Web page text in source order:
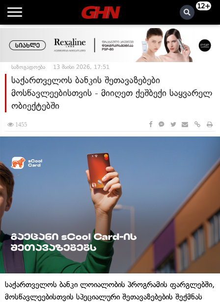
12+
საზოგადოება 13 მაისი 2026, 17:51
საქართველოს ბანკის შეთავაზებები
მოსწავლეებისთვის - მიიღეთ ქეშბექი საყვარელ
ობიექტებში
1455
საქართველოს ბანკი ლოიალობის პროგრამის ფარგლებში,
მოსწავლეებისთვის სპეციალური შეთავაზებების შექმნას